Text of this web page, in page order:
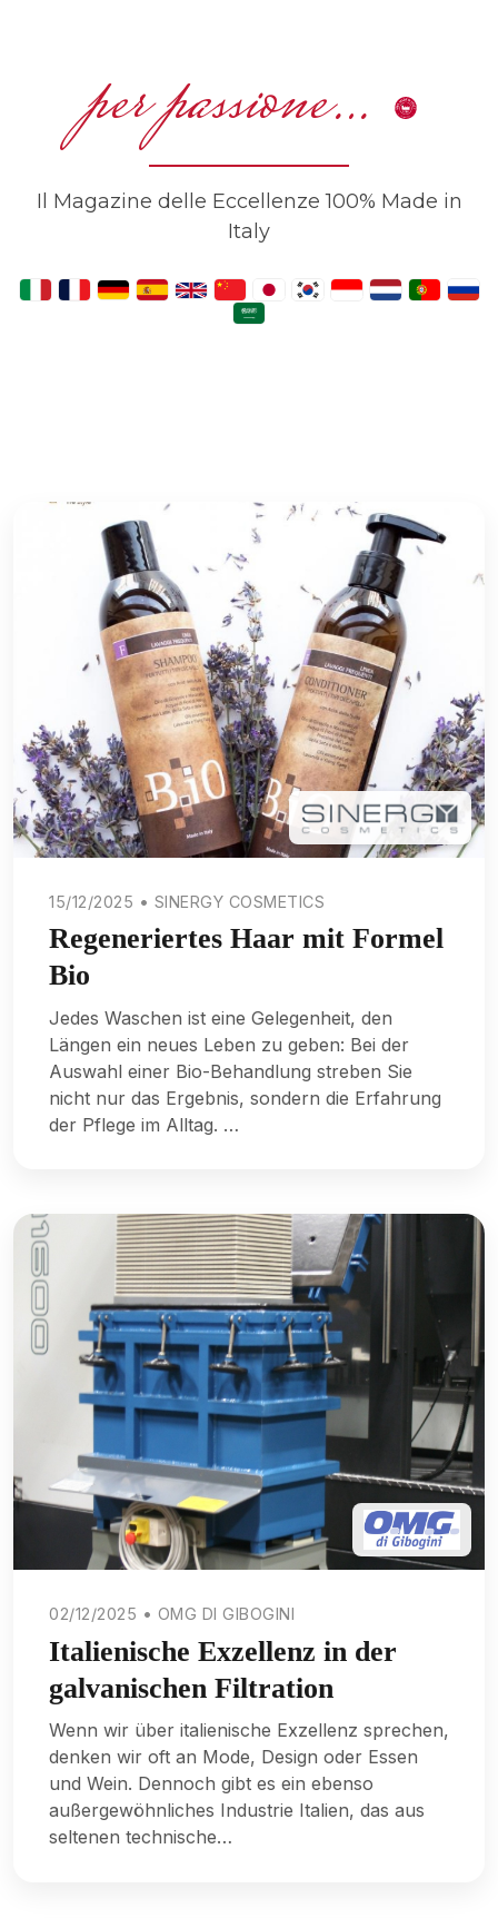
per passione…
Il Magazine delle Eccellenze 100% Made in
Italy
15/12/2025 • SINERGY COSMETICS
Regeneriertes Haar mit Formel
Bio
Jedes Waschen ist eine Gelegenheit, den
Längen ein neues Leben zu geben: Bei der
Auswahl einer Bio-Behandlung streben Sie
nicht nur das Ergebnis, sondern die Erfahrung
der Pflege im Alltag. …
02/12/2025 • OMG DI GIBOGINI
Italienische Exzellenz in der
galvanischen Filtration
Wenn wir über italienische Exzellenz sprechen,
denken wir oft an Mode, Design oder Essen
und Wein. Dennoch gibt es ein ebenso
außergewöhnliches Industrie Italien, das aus
seltenen technische…